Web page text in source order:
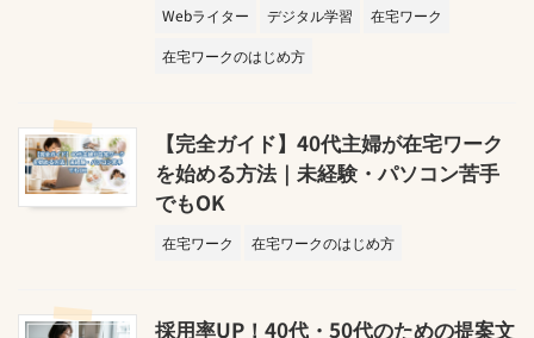
Webライター デジタル学習
在宅ワーク
在宅ワークのはじめ方
【完全ガイド】40代主婦が在宅ワーク
を始める方法｜未経験・パソコン苦手
でもOK
在宅ワーク 在宅ワークのはじめ方
採用率UP！40代・50代のための提案文